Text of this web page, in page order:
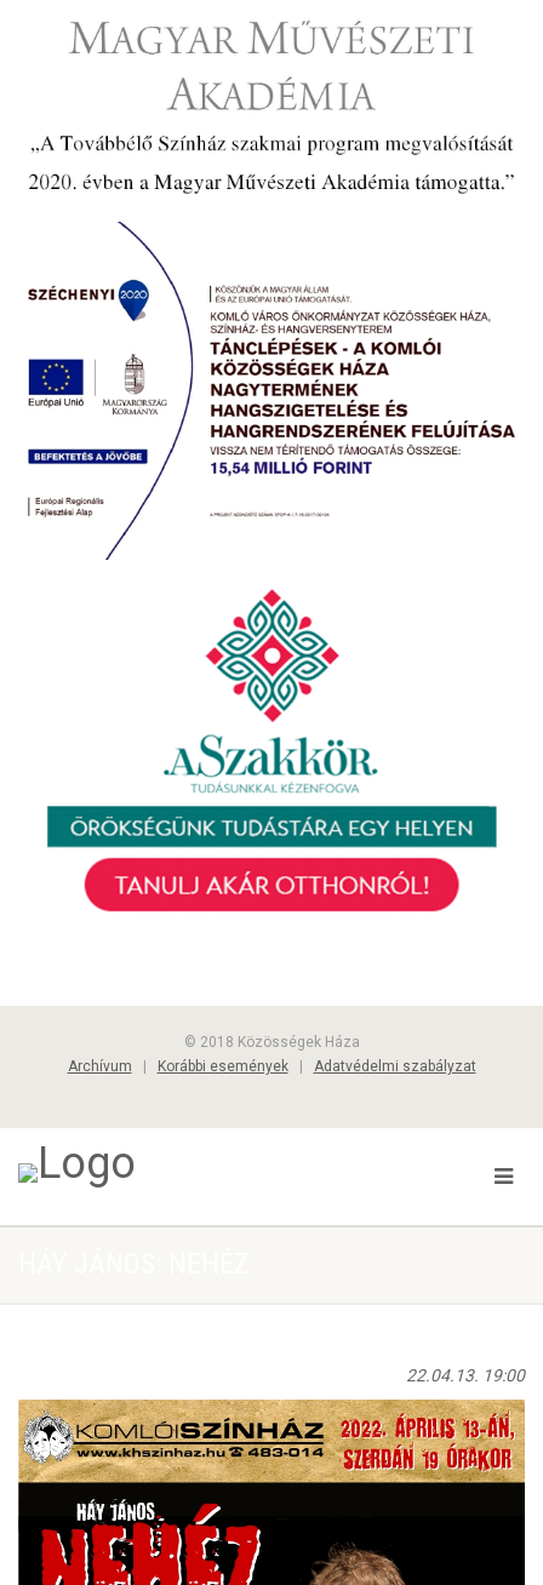
© 2018 Közösségek Háza
Archívum
Korábbi események| Adatvédelmi szabályzat
22.04.13. 19:00